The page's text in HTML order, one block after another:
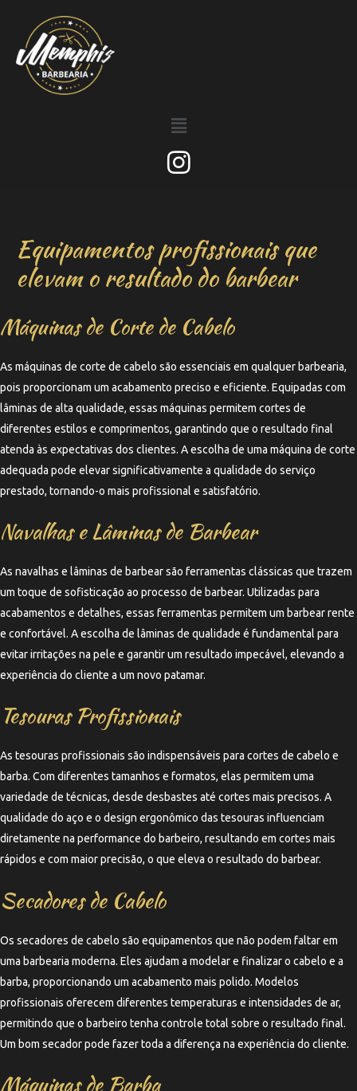
Equipamentos profissionais que
elevam o resultado do barbear
Máquinas de Corte de Cabelo
As máquinas de corte de cabelo são essenciais em qualquer barbearia,
pois proporcionam um acabamento preciso e eficiente. Equipadas com
lâminas de alta qualidade, essas máquinas permitem cortes de
diferentes estilos e comprimentos, garantindo que o resultado final
atenda às expectativas dos clientes. A escolha de uma máquina de corte
adequada pode elevar significativamente a qualidade do serviço
prestado, tornando-o mais profissional e satisfatório.
Navalhas e Lâminas de Barbear
As navalhas e lâminas de barbear são ferramentas clássicas que trazem
um toque de sofisticação ao processo de barbear. Utilizadas para
acabamentos e detalhes, essas ferramentas permitem um barbear rente
e confortável. A escolha de lâminas de qualidade é fundamental para
evitar irritações na pele e garantir um resultado impecável, elevando a
experiência do cliente a um novo patamar.
Tesouras Profissionais
As tesouras profissionais são indispensáveis para cortes de cabelo e
barba. Com diferentes tamanhos e formatos, elas permitem uma
variedade de técnicas, desde desbastes até cortes mais precisos. A
qualidade do aço e o design ergonômico das tesouras influenciam
diretamente na performance do barbeiro, resultando em cortes mais
rápidos e com maior precisão, o que eleva o resultado do barbear.
Secadores de Cabelo
Os secadores de cabelo são equipamentos que não podem faltar em
uma barbearia moderna. Eles ajudam a modelar e finalizar o cabelo e a
barba, proporcionando um acabamento mais polido. Modelos
profissionais oferecem diferentes temperaturas e intensidades de ar,
permitindo que o barbeiro tenha controle total sobre o resultado final.
Um bom secador pode fazer toda a diferença na experiência do cliente.
Máquinas de Barba